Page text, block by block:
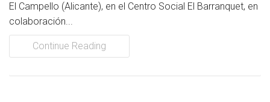
El Campello (Alicante), en el Centro Social El Barranquet, en
colaboración...
Continue Reading